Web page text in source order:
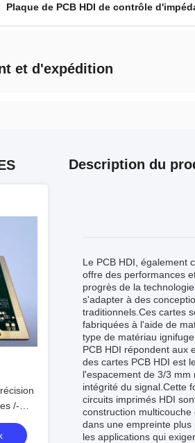
Plaque de PCB HDI de contrôle
et d'expédition
/-
Description du
Le PCB HDI, également
offre des performances
progrès de la
s'adapter à des
traditionnels.Ces cartes
fabriquées à l'aide de
type de matériau
PCB HDI répondent aux
des cartes PCB HDI est
l'espacement de 3/3
intégrité du signal.Cette
circuits imprimés HDI
construction
dans une empreinte
les applications qui